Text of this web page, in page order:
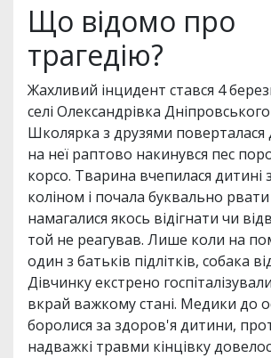
Що відомо про
трагедію?
Жахливий інцидент стався 4
селі Олександрівка
Школярка з друзями
на неї раптово накинувся пес
корсо. Тварина вчепилася дитині
коліном і почала буквально рвати
намагалися якось відігнати чи
той не реагував. Лише коли на
один з батьків підлітків, собака
Дівчинку екстрено
вкрай важкому стані. Медики до
боролися за здоров'я дитини,
надважкі травми кінцівку